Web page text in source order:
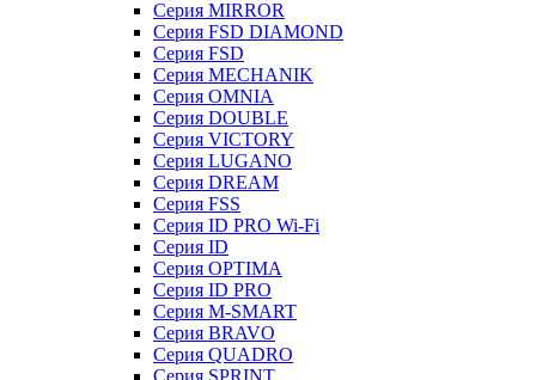
Серия MIRROR
Серия FSD DIAMOND
Серия FSD
Серия MECHANIK
Серия OMNIA
Серия DOUBLE
Серия VICTORY
Серия LUGANO
Серия DREAM
Серия FSS
Серия ID PRO Wi-Fi
Серия ID
Серия OPTIMA
Серия ID PRO
Серия M-SMART
Серия BRAVO
Серия QUADRO
Серия SPRINT